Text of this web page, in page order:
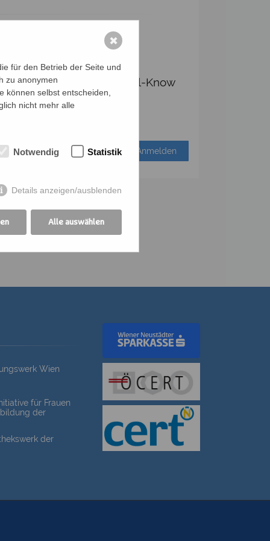
Anleitungen, Häkel-Know
Garn mitbringen.
Anmelden
Wien
für Frauen
der
der
für den Betrieb der Seite und
zu anonymen
können selbst entscheiden,
nicht mehr alle
Notwendig Statistik
Details anzeigen/ausblenden
Alle auswählen
✖